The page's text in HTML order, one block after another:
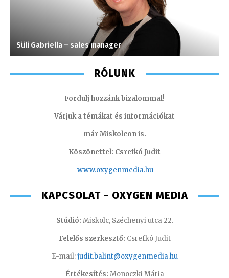
Süli Gabriella – sales manager
RÓLUNK
Fordulj hozzánk bizalommal!
Várjuk a témákat és információkat
már Miskolcon is.
Köszönettel: Csrefkó Judit
www.oxygenmedia.hu
KAPCSOLAT - OXYGEN MEDIA
Stúdió: Miskolc, Széchenyi utca 22.
Felelős szerkesztő: Csrefkó Judit
E-mail:judit.balint@oxygenmedia.hu
Értékesítés: Monoczki Mária